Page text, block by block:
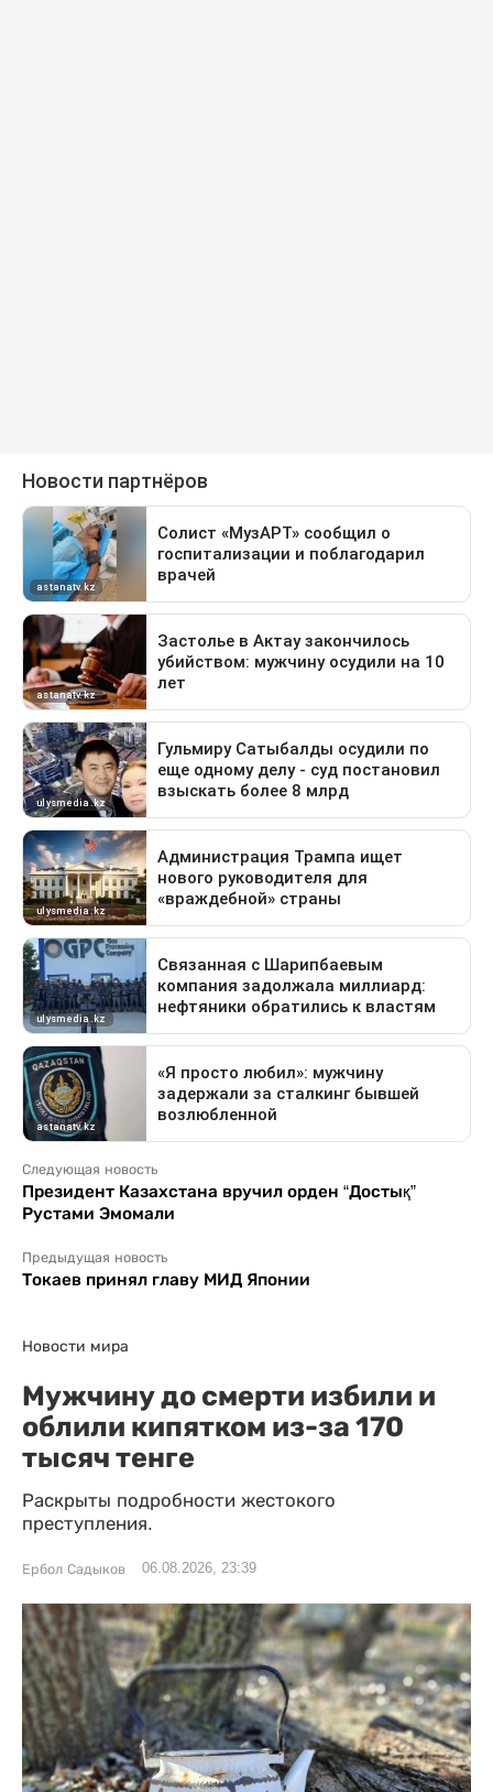
Следующая новость
Президент Казахстана вручил орден “Достық”
Рустами Эмомали
Предыдущая новость
Токаев принял главу МИД Японии
Новости мира
Мужчину до смерти избили и
облили кипятком из-за 170
тысяч тенге
Раскрыты подробности жестокого
преступления.
Ербол Садыков 06.08.2026, 23:39